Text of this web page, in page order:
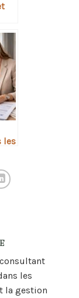
les
les
la gestion